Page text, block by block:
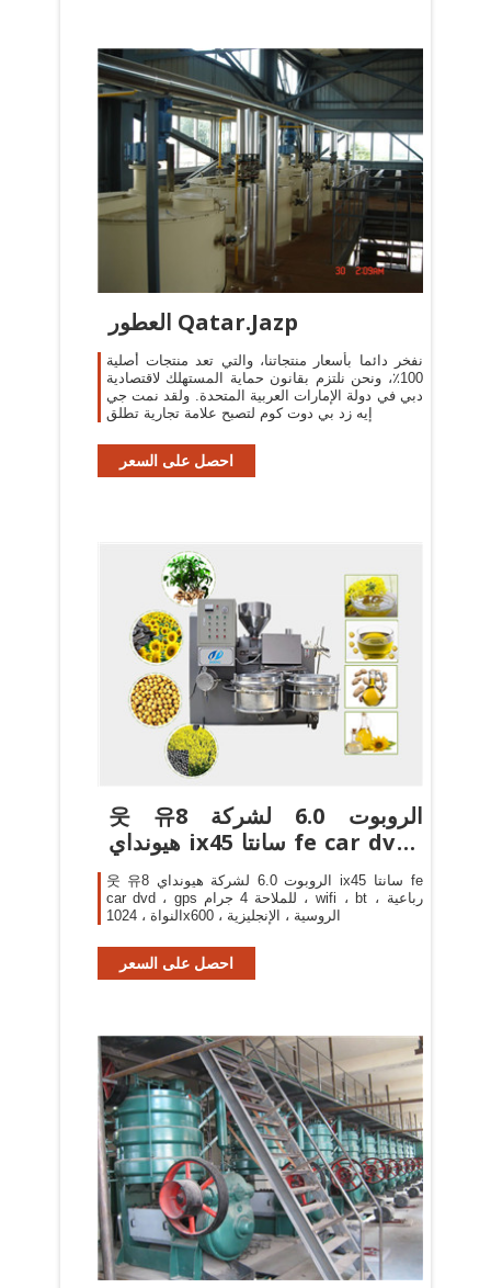
العطور Qatar.Jazp
نفخر دائما بأسعار منتجاتنا، والتي تعد منتجات أصلية
100٪، ونحن نلتزم بقانون حماية المستهلك لاقتصادية
دبي في دولة الإمارات العربية المتحدة. ولقد نمت جي
إيه زد بي دوت كوم لتصبح علامة تجارية تطلق
احصل على السعر
웃 유8 الروبوت 6.0 لشركة
هيونداي ix45 سانتا fe car dvd ،
gps
웃 유8 الروبوت 6.0 لشركة هيونداي ix45 سانتا fe
car dvd ، gps للملاحة 4 جرام ، wifi ، bt ، رباعية
النواة ، 1024x600 ، الروسية ، الإنجليزية
احصل على السعر